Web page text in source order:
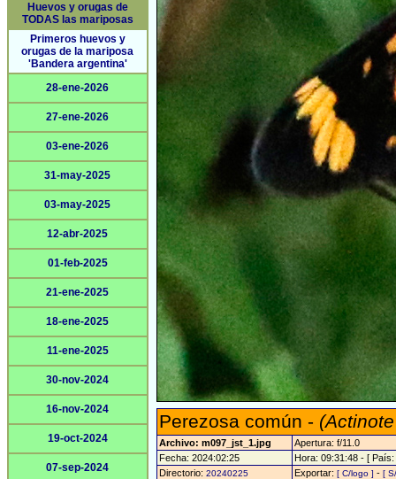
Huevos y orugas de
TODAS las mariposas
Primeros huevos y
orugas de la mariposa
'Bandera argentina'
28-ene-2026
27-ene-2026
03-ene-2026
31-may-2025
03-may-2025
12-abr-2025
01-feb-2025
21-ene-2025
18-ene-2025
11-ene-2025
30-nov-2024
16-nov-2024
19-oct-2024
07-sep-2024
Perezosa común -
Archivo: m097_jst_1.jpg
Apertura: f/11.0
Fecha: 2024:02:25
Hora: 09:31:48 - [ País:
Directorio: 20240225 Exportar: [ C/logo ] - [